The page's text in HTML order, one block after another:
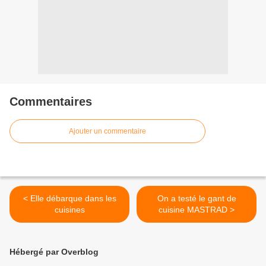
Commentaires
Ajouter un commentaire
< Elle débarque dans les
cuisines
On a testé le gant de
cuisine MASTRAD >
Hébergé par Overblog